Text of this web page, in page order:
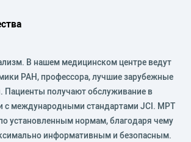
В нашем медицинском центре ведут
РАН, профессора, лучшие зарубежные
Пациенты получают обслуживание в
с международными стандартами JCI. МРТ
установленным нормам, благодаря чему
информативным и безопасным.